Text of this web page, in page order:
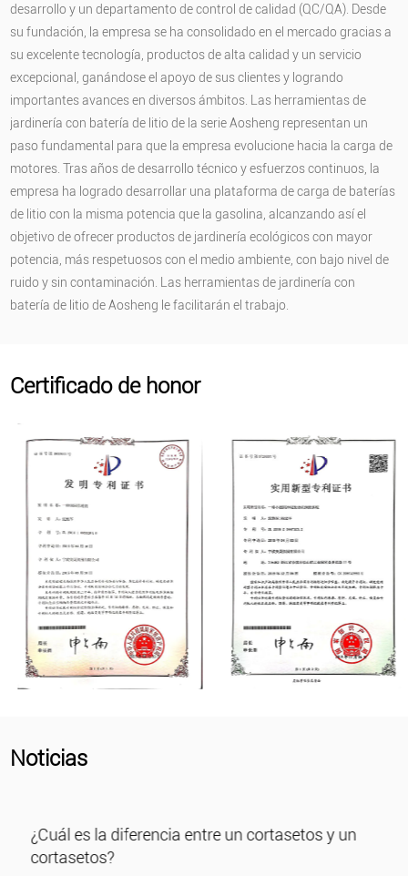
desarrollo y un departamento de control de calidad (QC/QA). Desde
su fundación, la empresa se ha consolidado en el mercado gracias a
su excelente tecnología, productos de alta calidad y un servicio
excepcional, ganándose el apoyo de sus clientes y logrando
importantes avances en diversos ámbitos. Las herramientas de
jardinería con batería de litio de la serie Aosheng representan un
paso fundamental para que la empresa evolucione hacia la carga de
motores. Tras años de desarrollo técnico y esfuerzos continuos, la
empresa ha logrado desarrollar una plataforma de carga de baterías
de litio con la misma potencia que la gasolina, alcanzando así el
objetivo de ofrecer productos de jardinería ecológicos con mayor
potencia, más respetuosos con el medio ambiente, con bajo nivel de
ruido y sin contaminación. Las herramientas de jardinería con
batería de litio de Aosheng le facilitarán el trabajo.
Certificado de honor
Noticias
¿Cuál es la diferencia entre un cortasetos y un
cortasetos?